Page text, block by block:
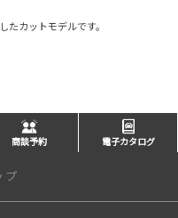
カットモデルです。
商談予約 電子カタログ
プ